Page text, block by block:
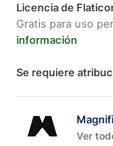
Licencia de
Gratis para uso
información
Se requiere
Ver